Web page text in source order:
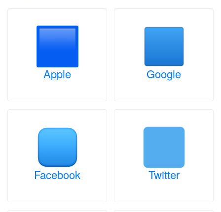
Apple Google
Facebook Twitter